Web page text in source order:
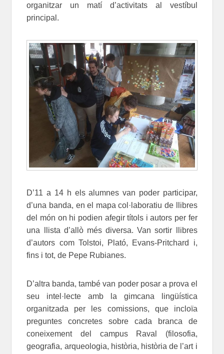
organitzar un matí d’activitats al vestíbul
principal.
D’11 a 14 h els alumnes van poder participar,
d’una banda, en el mapa col·laboratiu de llibres
del món on hi podien afegir títols i autors per fer
una llista d’allò més diversa. Van sortir llibres
d’autors com Tolstoi, Plató, Evans-Pritchard i,
fins i tot, de Pepe Rubianes.
D’altra banda, també van poder posar a prova el
seu intel·lecte amb la gimcana lingüística
organitzada per les comissions, que incloïa
preguntes concretes sobre cada branca de
coneixement del campus Raval (filosofia,
geografia, arqueologia, història, història de l’art i